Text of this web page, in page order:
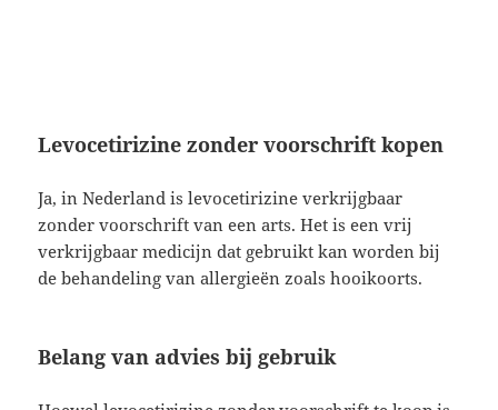
Levocetirizine zonder voorschrift kopen
Ja, in Nederland is levocetirizine verkrijgbaar
zonder voorschrift van een arts. Het is een vrij
verkrijgbaar medicijn dat gebruikt kan worden bij
de behandeling van allergieën zoals hooikoorts.
Belang van advies bij gebruik